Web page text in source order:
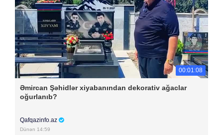
00:01:08
Əmircan Şəhidlər xiyabanından dekorativ ağaclar
oğurlanıb?
Qafqazinfo.az
Dünən 14:59